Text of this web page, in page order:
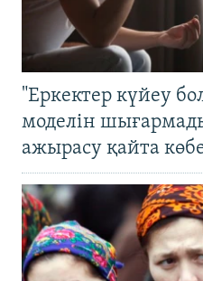
"Еркектер күйеу
моделін
ажырасу қайта